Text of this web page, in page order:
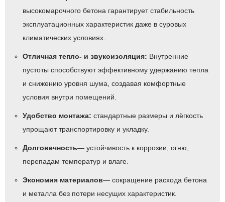
высокомарочного бетона гарантирует стабильность
эксплуатационных характеристик даже в суровых
климатических условиях.
Отличная тепло- и звукоизоляция: Внутренние
пустоты способствуют эффективному удержанию тепла
и снижению уровня шума, создавая комфортные
условия внутри помещений.
Удобство монтажа: стандартные размеры и лёгкость
упрощают транспортировку и укладку.
Долговечность— устойчивость к коррозии, огню,
перепадам температур и влаге.
Экономия материалов— сокращение расхода бетона
и металла без потери несущих характеристик.